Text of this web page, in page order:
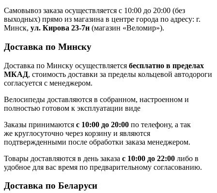
Самовывоз заказа осуществляется с 10:00 до 20:00 (без
выходных) прямо из магазина в центре города по адресу: г.
Минск, ул. Кирова 23-7н (магазин «Веломир»).
Доставка по Минску
Доставка по Минску осуществляется бесплатно в пределах
МКАД, стоимость доставки за пределы кольцевой автодороги
согласуется с менеджером.
Велосипеды доставляются в собранном, настроенном и
полностью готовом к эксплуатации виде
Заказы принимаются с 10:00 до 20:00 по телефону, а так
же круглосуточно через корзину и являются
подтвержденными после обработки заказа менеджером.
Товары доставляются в день заказа с 10:00 до 22:00 либо в
удобное для вас время по предварительному согласованию.
Доставка по Беларуси